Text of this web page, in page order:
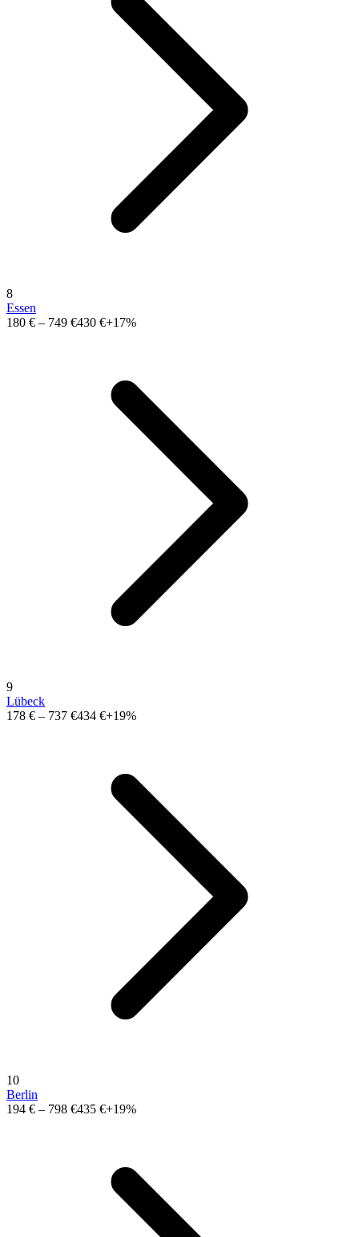
8
Essen
180 € – 749 €430 €+17%
9
Lübeck
178 € – 737 €434 €+19%
10
Berlin
194 € – 798 €435 €+19%